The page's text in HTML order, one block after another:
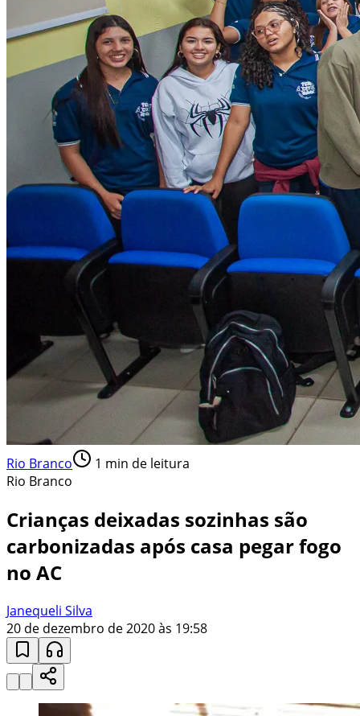
Rio Branco 1 min de leitura
Rio Branco
Crianças deixadas sozinhas são
carbonizadas após casa pegar fogo
no AC
Janequeli Silva
20 de dezembro de 2020 às 19:58